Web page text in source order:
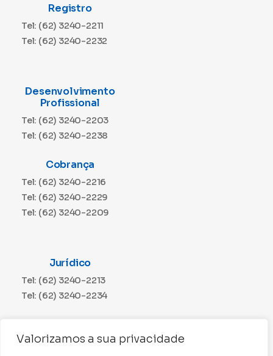
Valorizamos a sua privacidade
Registro
Tel: (62) 3240-2211
Tel: (62) 3240-2232
Desenvolvimento
Profissional
Tel: (62) 3240-2203
Tel: (62) 3240-2238
Cobrança
Tel: (62) 3240-2216
Tel: (62) 3240-2229
Tel: (62) 3240-2209
Jurídico
Tel: (62) 3240-2213
Tel: (62) 3240-2234
Tel: (62) 3240-2230